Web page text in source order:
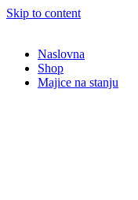
Skip to content
Naslovna
Shop
Majice na stanju